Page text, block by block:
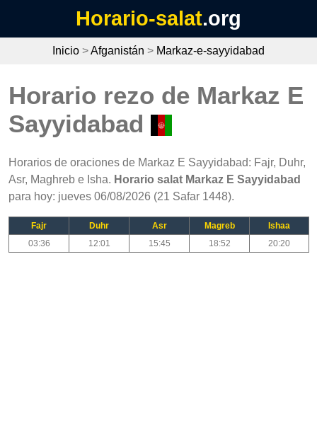
Horario-salat.org
Inicio >Afganistán > Markaz-e-sayyidabad
Horario rezo de Markaz E
Sayyidabad
Horarios de oraciones de Markaz E Sayyidabad: Fajr, Duhr,
Asr, Maghreb e Isha. Horario salat Markaz E Sayyidabad
para hoy: jueves 06/08/2026 (21 Safar 1448).
Fajr Duhr Asr Magreb
Ishaa
03:36
12:01 15:45 18:52 20:20